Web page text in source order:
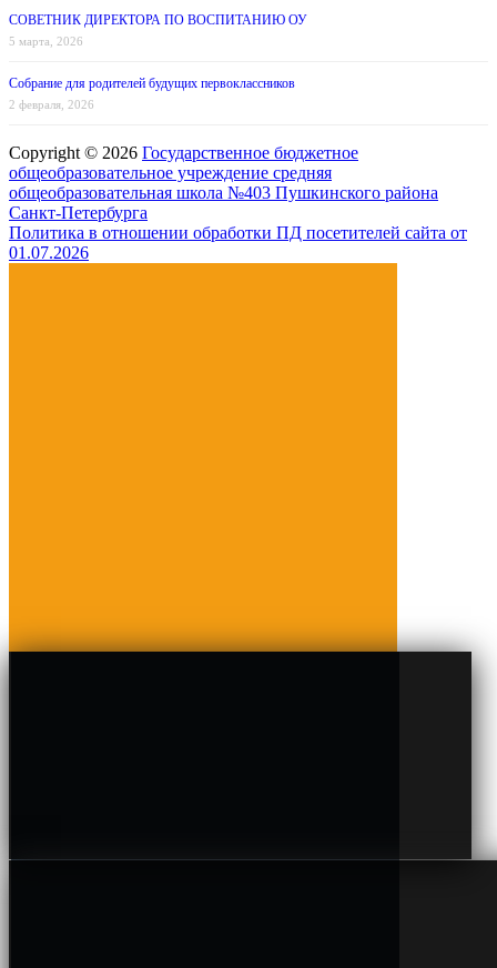
СОВЕТНИК ДИРЕКТОРА ПО ВОСПИТАНИЮ ОУ
5 марта, 2026
Собрание для родителей будущих первоклассников
2 февраля, 2026
Copyright © 2026 Государственное бюджетное
общеобразовательное учреждение средняя
общеобразовательная школа №403 Пушкинского района
Санкт-Петербурга
Политика в отношении обработки ПД посетителей сайта от
01.07.2026